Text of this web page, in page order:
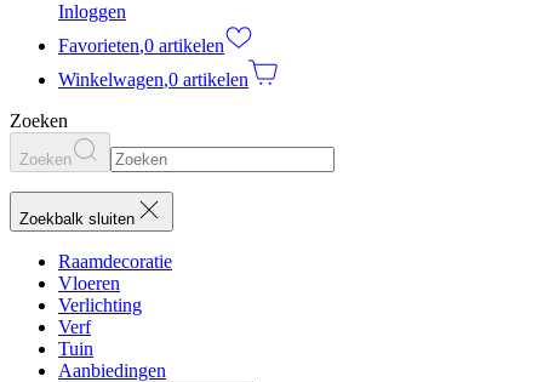
Inloggen
Favorieten,0 artikelen
Winkelwagen,0 artikelen
Zoeken
Zoeken
Zoekbalk sluiten
Raamdecoratie
Vloeren
Verlichting
Verf
Tuin
Aanbiedingen